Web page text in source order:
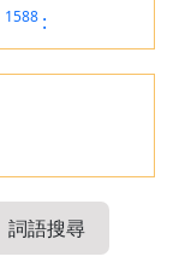
1588 :
詞語搜尋